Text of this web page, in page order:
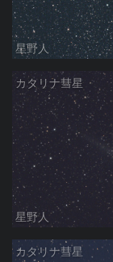
星野人
カタリナ彗星
星野人
カタリナ彗星